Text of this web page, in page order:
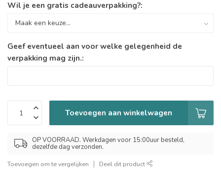
Wil je een gratis cadeauverpakking?:
Geef eventueel aan voor welke gelegenheid de
verpakking mag zijn.:
Toevoegen aan winkelwagen
OP VOORRAAD. Werkdagen voor 15:00uur besteld,
dezelfde dag verzonden.
Toevoegen om te vergelijken Deel dit product